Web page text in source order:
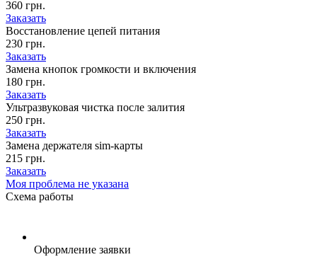
360 грн.
Заказать
Восстановление цепей питания
230 грн.
Заказать
Замена кнопок громкости и включения
180 грн.
Заказать
Ультразвуковая чистка после залития
250 грн.
Заказать
Замена держателя sim-карты
215 грн.
Заказать
Моя проблема не указана
Схема работы
Оформление заявки